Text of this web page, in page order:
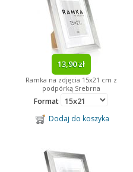
13,90 zł
Ramka na zdjęcia 15x21 cm z
podpórką Srebrna
Format
Dodaj do koszyka